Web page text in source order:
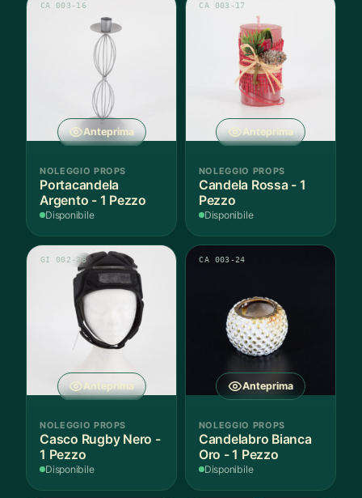
Anteprima
CA 003-16
NOLEGGIO PROPS
Portacandela
Argento - 1 Pezzo
Disponibile
Anteprima
CA 003-17
NOLEGGIO PROPS
Candela Rossa - 1
Pezzo
Disponibile
Anteprima
GI 002-28
NOLEGGIO PROPS
Casco Rugby Nero -
1 Pezzo
Disponibile
Anteprima
CA 003-24
NOLEGGIO PROPS
Candelabro Bianca
Oro - 1 Pezzo
Disponibile